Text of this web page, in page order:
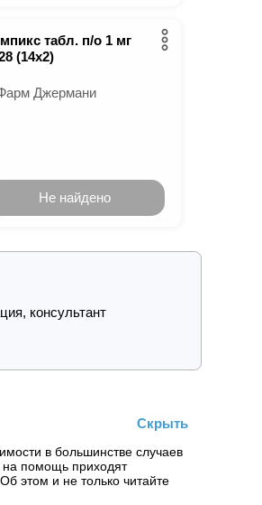
табл. п/о 1 мг
(14х2)
Джермани
Не найдено
консультант
в большинстве случаев
на помощь приходят
этом и не только читайте
Скрыть